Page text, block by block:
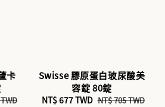
卡
Swisse 膠原蛋白玻尿酸美
容錠 80錠
Sale
NT$ 677 TWD Regular
NT$ 705 TWD